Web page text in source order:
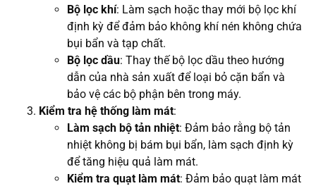
Bộ lọc khí: Làm sạch hoặc thay mới bộ lọc khí
định kỳ để đảm bảo không khí nén không chứa
bụi bẩn và tạp chất.
Bộ lọc dầu: Thay thế bộ lọc dầu theo hướng
dẫn của nhà sản xuất để loại bỏ cặn bẩn và
bảo vệ các bộ phận bên trong máy.
Kiểm tra hệ thống làm mát:
Làm sạch bộ tản nhiệt: Đảm bảo rằng bộ tản
nhiệt không bị bám bụi bẩn, làm sạch định kỳ
để tăng hiệu quả làm mát.
Kiểm tra quạt làm mát: Đảm bảo quạt làm mát